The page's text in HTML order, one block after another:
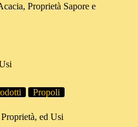
Proprietà Sapore e
Propoli
ed Usi